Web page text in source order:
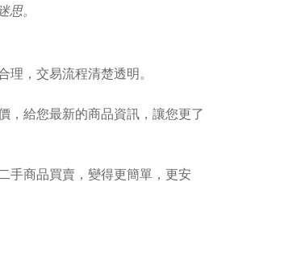
。
，交易流程清楚透明。
，給您最新的商品資訊，讓您更了
手商品買賣，變得更簡單，更安